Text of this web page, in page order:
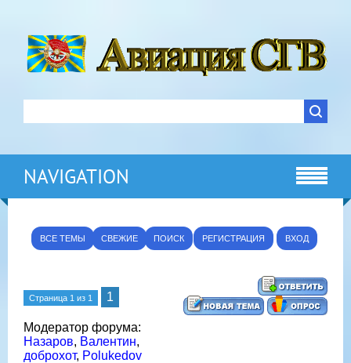
NAVIGATION
ВСЕ ТЕМЫ СВЕЖИЕ ПОИСК РЕГИСТРАЦИЯ ВХОД
Страница 1 из 1 1
Модератор форума:
Назаров, Валентин,
доброхот, Polukedov